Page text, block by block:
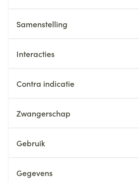
Samenstelling
Interacties
Contra indicatie
Zwangerschap
Gebruik
Gegevens